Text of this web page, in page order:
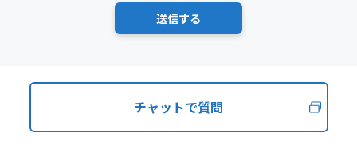
チャットで質問